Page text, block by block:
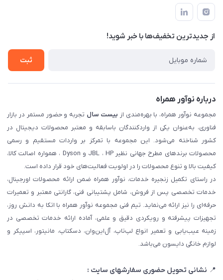
۲۳، طبقه سوم
حساب کاربری
تماس با ما
قوانین و مقررات
حریم خصوصی
شرایط گارانتی
ثبت شکایت
از جدید‌ترین تخفیف‌ها با‌ خبر شوید!
ثبت
درباره نوآور همراه
مجموعه نوآور همراه، با بهره‌مندی از بیست سال تجربه و حضور مستمر در بازار
فناوری، به‌عنوان یکی از واردکنندگان باسابقه و معتبر محصولات دیجیتال در
کشور شناخته می‌شود. این مجموعه با تمرکز بر واردات مستقیم و رسمی
محصولات برندهای مطرح جهانی نظیر JBL ، HP و Dyson ، همواره اصالت کالا،
کیفیت بالا و تنوع محصولات را در اولویت فعالیت‌های خود قرار داده است.
در راستای تکمیل زنجیره خدمات، نوآور همراه ضمن ارائه محصولات اورجینال،
خدمات تخصصی پس از فروش، شامل پشتیبانی فنی، گارانتی معتبر و تعمیرات
حرفه‌ای را نیز ارائه می‌نماید. تیم فنی مجموعه نوآور همراه با اتکا به دانش روز،
تجهیزات پیشرفته و رویکردی دقیق و علمی، آماده ارائه خدمات تخصصی در
زمینه عیب‌یابی و تعمیر انواع لپ‌تاپ، آل‌این‌وان، دسکتاپ، مانیتور، اسپیکر و
لوازم خانگی دایسون می‌باشد.
📍 نشانی تحویل حضوری سفارشهای سایت :